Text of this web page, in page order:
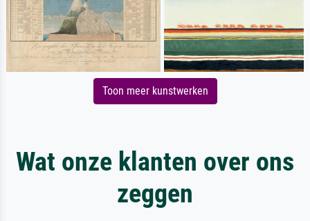
Toon meer kunstwerken
Wat onze klanten over ons
zeggen